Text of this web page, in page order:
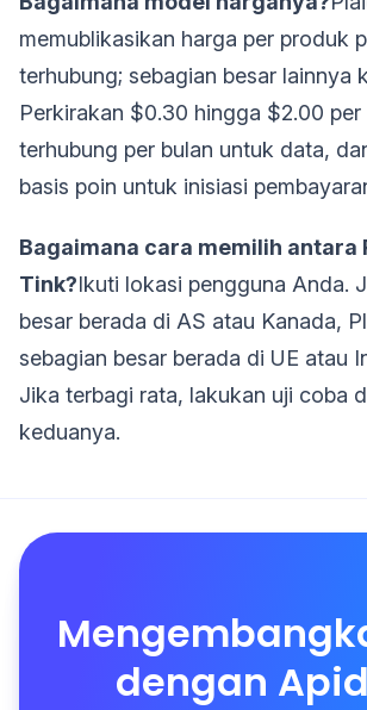
memublikasikan harga per produk
terhubung; sebagian besar lainnya
Perkirakan $0.30 hingga $2.00 per
terhubung per bulan untuk data,
basis poin untuk inisiasi
Bagaimana cara memilih antara
Tink?Ikuti lokasi pengguna Anda.
besar berada di AS atau Kanada,
sebagian besar berada di UE atau
Jika terbagi rata, lakukan uji coba
keduanya.
dengan